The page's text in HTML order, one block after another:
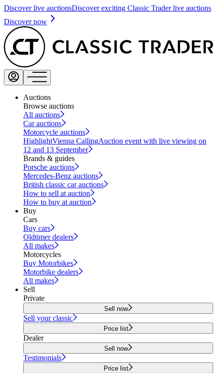
Discover live auctionsDiscover exciting Classic Trader live auctions
Discover now
Auctions
Browse auctions
All auctions
Car auctions
Motorcycle auctions
HighlightVienna CallingAuction event with live viewing on
12 and 13 September
Brands & guides
Porsche auctions
Mercedes-Benz auctions
British classic car auctions
How to sell at auction
How to buy at auction
Buy
Cars
Buy cars
Oldtimer dealers
All makes
Motorcycles
Buy Motorbikes
Motorbike dealers
All makes
Sell
Private
Sell now
Sell your classic
Price list
Dealer
Sell now
Testimonials
Price list